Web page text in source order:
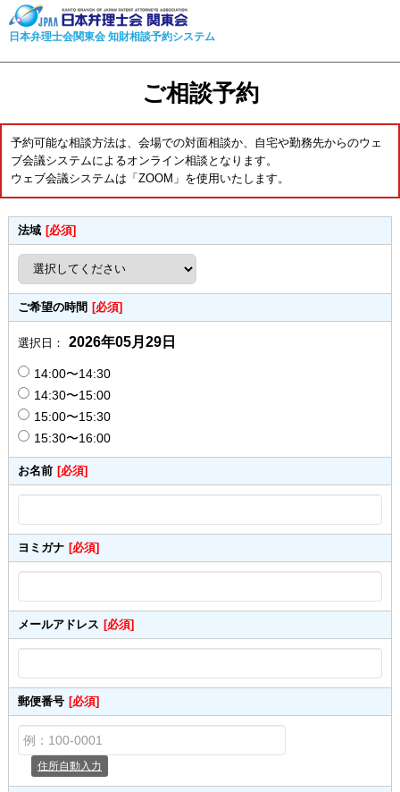
日本弁理士会関東会 知財相談予約システム
ご相談予約
予約可能な相談方法は、会場での対面相談か、自宅や勤務先からのウェ
ブ会議システムによるオンライン相談となります。
ウェブ会議システムは「ZOOM」を使用いたします。
法域 [必須]
ご希望の時間 [必須]
選択日： 2026年05月29日
14:00〜14:30
14:30〜15:00
15:00〜15:30
15:30〜16:00
お名前 [必須]
ヨミガナ [必須]
メールアドレス [必須]
郵便番号 [必須]
住所自動入力